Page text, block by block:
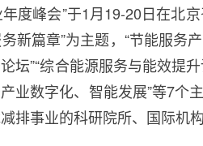
峰会”于1月19-20日在北
新篇章”为主题，“节能服务
坛”“综合能源服务与能效提
业数字化、智能发展”等7
排事业的科研院所、国际机